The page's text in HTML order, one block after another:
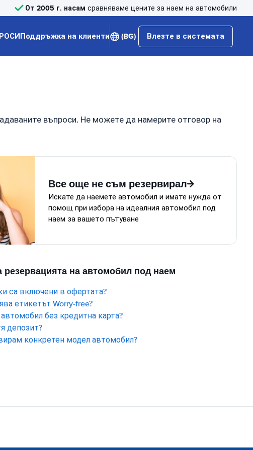
От 2005 г. насам сравняваме цените за наем на автомобили
Поддръжка на клиенти (BG) Влезте в системата
въпроси. Не можете да намерите отговор на
Все още не съм резервирал
Искате да наемете автомобил и имате нужда от
помощ при избора на идеалния автомобил под
наем за вашето пътуване
резервацията на автомобил под наем
са включени в офертата?
етикетът Worry-free?
без кредитна карта?
депозит?
конкретен модел автомобил?